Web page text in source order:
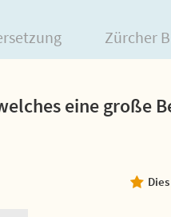
Zürcher
eine große